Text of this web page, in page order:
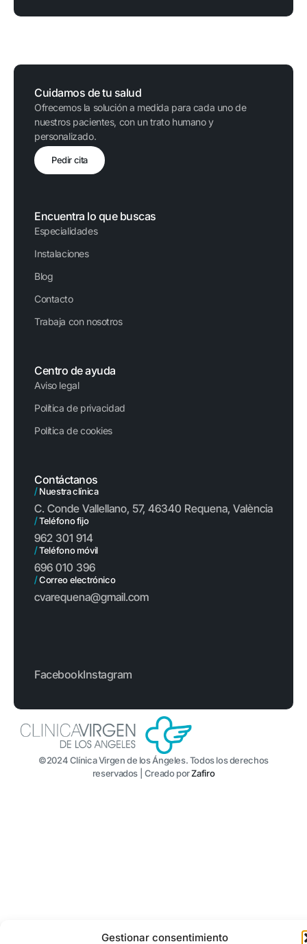
Gestionar consentimiento
Cuidamos de tu salud
Ofrecemos la solución a medida para cada uno de
nuestros pacientes, con un trato humano y
personalizado.
Pedir cita
Encuentra lo que buscas
Especialidades
Instalaciones
Blog
Contacto
Trabaja con nosotros
Centro de ayuda
Aviso legal
Política de privacidad
Política de cookies
Contáctanos
/Nuestra clínica
C. Conde Vallellano, 57, 46340 Requena, València
/Teléfono fijo
962 301 914
/Teléfono móvil
696 010 396
/Correo electrónico
cvarequena@gmail.com
FacebookInstagram
©2024 Clínica Virgen de los Ángeles. Todos los derechos
reservados | Creado porZafiro